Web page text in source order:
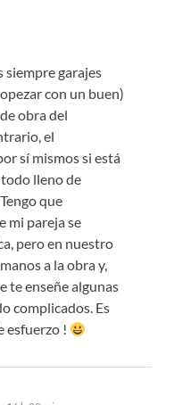
siempre garajes
con un buen)
obra del
el
sí mismos si está
lleno de
que
mi pareja se
pero en nuestro
a la obra y,
te enseñe algunas
complicados. Es
esfuerzo !